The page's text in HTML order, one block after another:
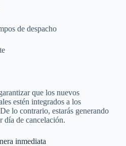
de despacho
que los nuevos
estén integrados a los
lo contrario, estarás generando
día de cancelación.
inmediata